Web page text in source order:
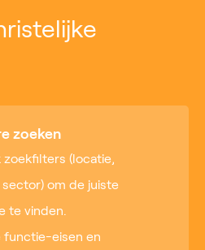
zoeken
zoekfilters (locatie,
om de juiste
te vinden.
functie-eisen en